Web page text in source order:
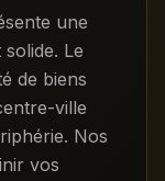
une
Le
de biens
ville
Nos
vos